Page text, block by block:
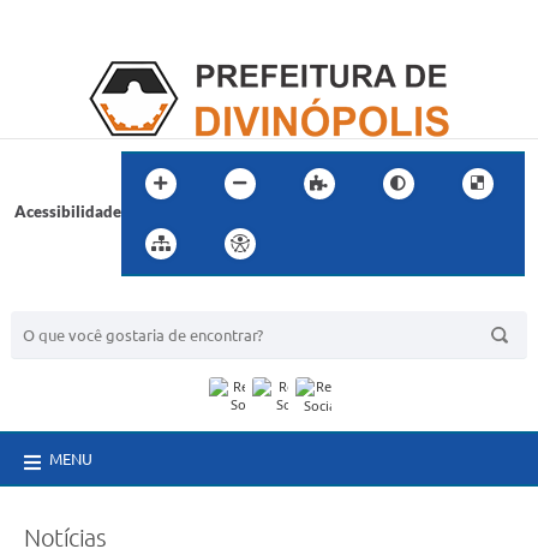
Acessibilidade
MENU
Notícias